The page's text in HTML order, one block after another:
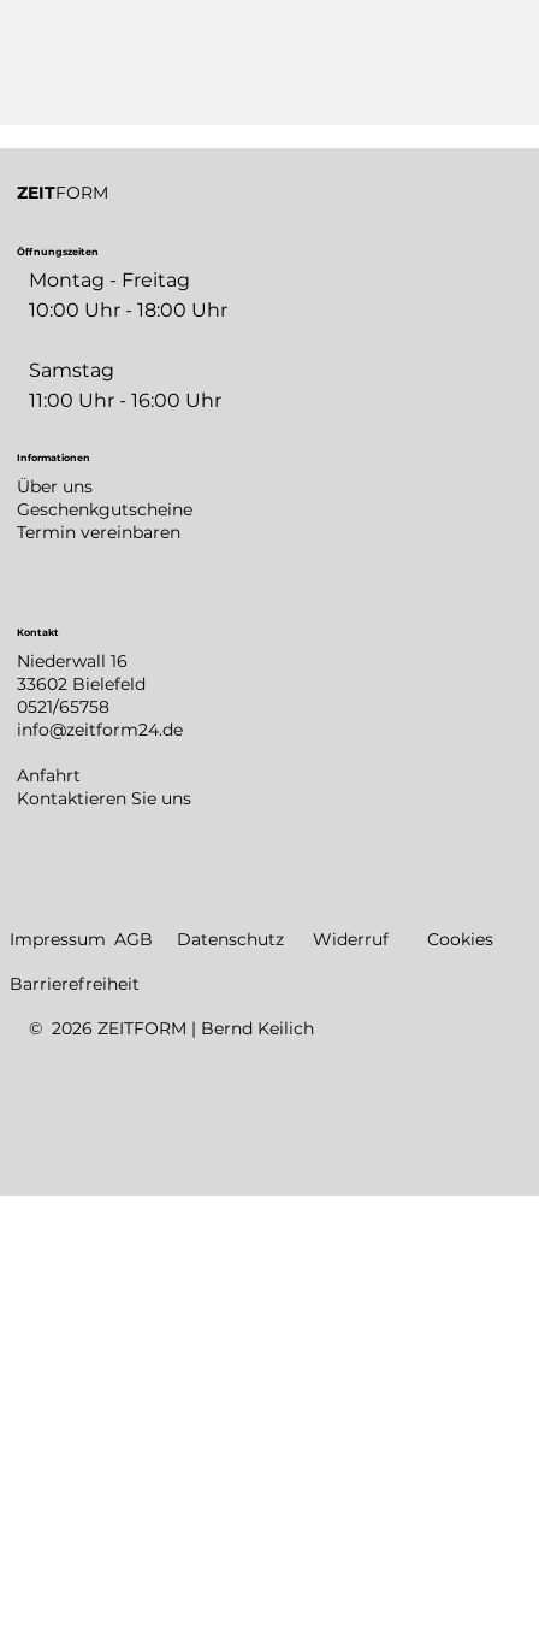
ZEITFORM
Öffnungszeiten
Montag - Freitag
10:00 Uhr - 18:00 Uhr
Samstag
11:00 Uhr - 16:00 Uhr
Informationen
Über uns
Geschenkgutscheine
Termin vereinbaren
Kontakt
Niederwall 16
33602 Bielefeld
0521/65758
info@zeitform24.de
Anfahrt
Kontaktieren Sie uns
Impressum AGB Datenschutz Widerruf Cookies
Barrierefreiheit
© 2026 ZEITFORM | Bernd Keilich